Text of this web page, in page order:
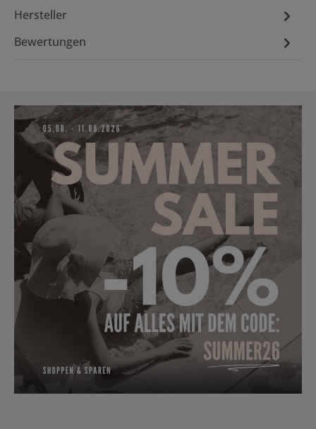
Hersteller
Bewertungen